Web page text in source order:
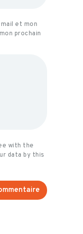
et mon
prochain
with the
data by this